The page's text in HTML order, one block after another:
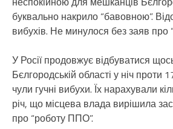
буквально накрило “бавовною”.
вибухів. Не минулося без заяв
У Росії продовжує відбуватися
Бєлгородській області у ніч проти
чули гучні вибухи. Їх нарахували
річ, що місцева влада вирішила
про “роботу ППО”.